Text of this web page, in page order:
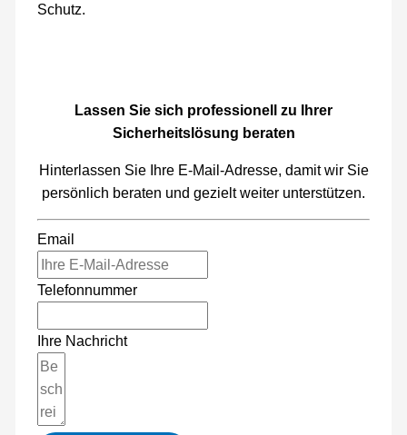
Schutz.
Lassen Sie sich professionell zu Ihrer
Sicherheitslösung beraten
Hinterlassen Sie Ihre E-Mail-Adresse, damit wir Sie
persönlich beraten und gezielt weiter unterstützen.
Email
Telefonnummer
Ihre Nachricht